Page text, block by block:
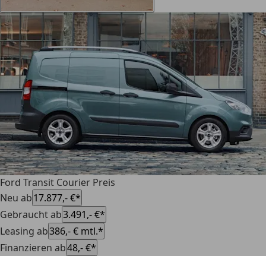
Ford Transit Courier Preis
Neu ab17.877,- €*
Gebraucht ab3.491,- €*
Leasing ab386,- € mtl.*
Finanzieren ab48,- €*